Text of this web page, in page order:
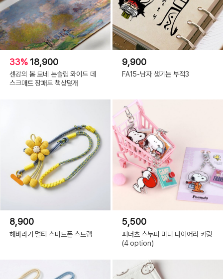
33% 18,900
센강의 봄 모네 논슬립 와이드 데
스크매트 장패드 책상덮개
9,900
FA15-남자 생기는 부적3
8,900
해바라기 멀티 스마트폰 스트랩
5,500
피너츠 스누피 미니 다이어리 키링
(4 option)